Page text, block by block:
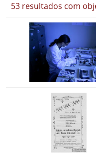
53 resultados com